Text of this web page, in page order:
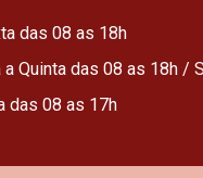
das 08 as 18h
a Quinta das 08 as 18h /
das 08 as 17h